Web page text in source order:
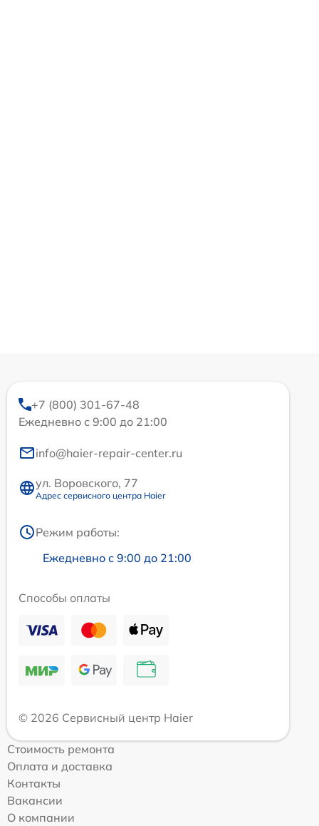
+7 (800) 301-67-48
Ежедневно с 9:00 до 21:00
info@haier-repair-center.ru
ул. Воровского, 77
Адрес сервисного центра Haier
Режим работы:
Ежедневно с 9:00 до 21:00
Способы оплаты
© 2026 Сервисный центр Haier
Стоимость ремонта
Оплата и доставка
Контакты
Вакансии
О компании